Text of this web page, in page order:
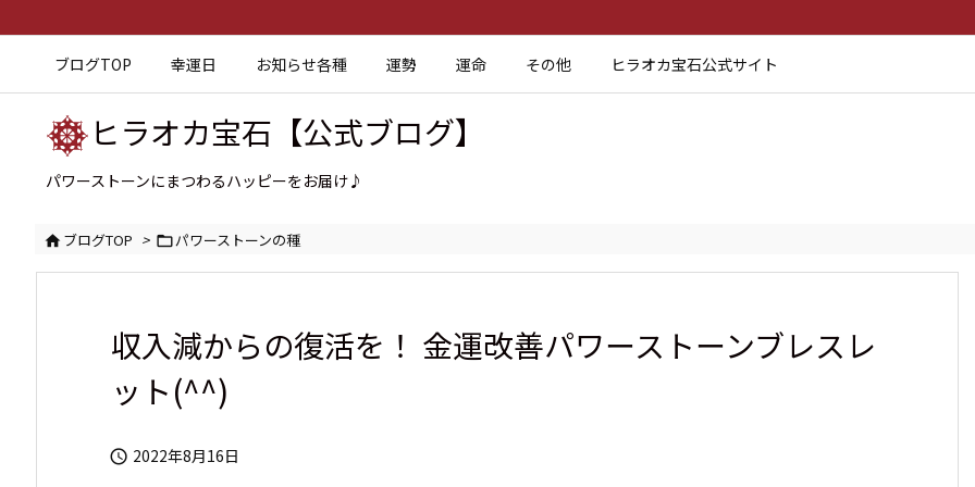
ブログTOP 幸運日 お知らせ各種 運勢 運命 その他 ヒラオカ宝石公式サイト
ヒラオカ宝石【公式ブログ】
パワーストーンにまつわるハッピーをお届け♪
ブログTOP > パワーストーンの種
収入減からの復活を！ 金運改善パワーストーンブレスレ
ット(^^)
 2022年8月16日